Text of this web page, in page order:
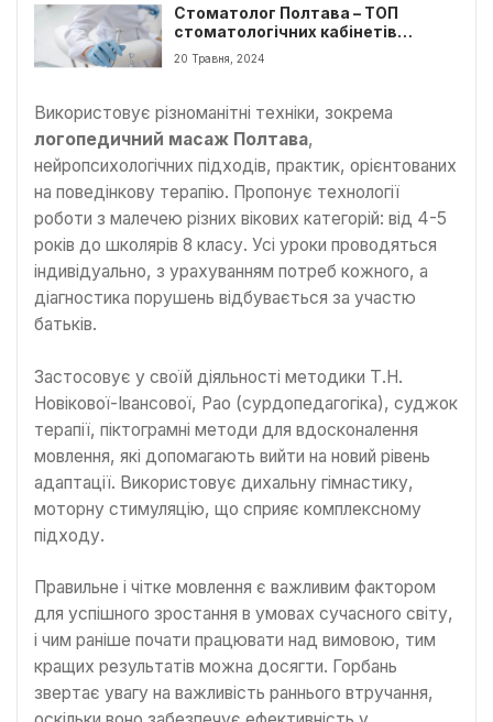
Стоматолог Полтава – ТОП
стоматологічних кабінетів
Полтави
20 Травня, 2024
Використовує різноманітні техніки, зокрема
логопедичний масаж Полтава,
нейропсихологічних підходів, практик, орієнтованих
на поведінкову терапію. Пропонує технології
роботи з малечею різних вікових категорій: від 4-5
років до школярів 8 класу. Усі уроки проводяться
індивідуально, з урахуванням потреб кожного, а
діагностика порушень відбувається за участю
батьків.
Застосовує у своїй діяльності методики Т.Н.
Новікової-Івансової, Рао (сурдопедагогіка), суджок
терапії, піктограмні методи для вдосконалення
мовлення, які допомагають вийти на новий рівень
адаптації. Використовує дихальну гімнастику,
моторну стимуляцію, що сприяє комплексному
підходу.
Правильне і чітке мовлення є важливим фактором
для успішного зростання в умовах сучасного світу,
і чим раніше почати працювати над вимовою, тим
кращих результатів можна досягти. Горбань
звертає увагу на важливість раннього втручання,